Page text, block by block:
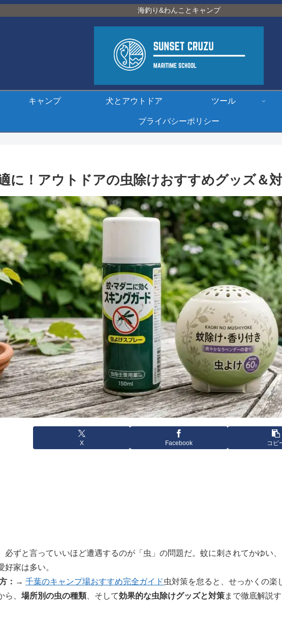
海釣り&わんことキャンプ
キャンプ 犬とアウトドア ツール
プライバシーポリシー
に！アウトドアの虫除けおすすめグッズ＆
X Facebook コピ
必ずと言っていいほど遭遇するのが「虫」の問題だ。蚊に刺されてかゆい
家は多い。
： → 千葉のキャンプ場おすすめ完全ガイド虫対策を怠ると、せっかくの楽
ら、 場所別の虫の種類、そして効果的な虫除けグッズと対策まで徹底解説